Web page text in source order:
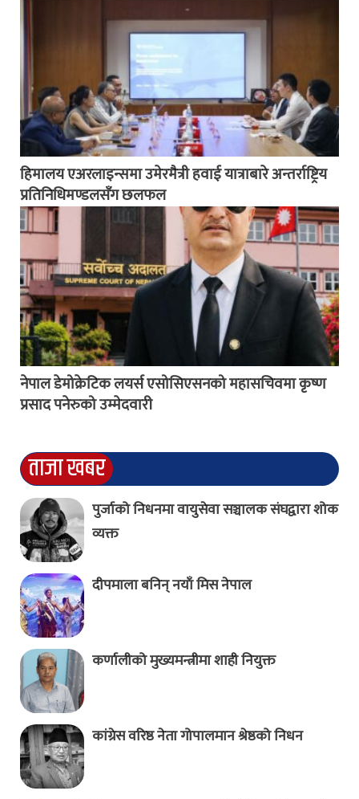
हिमालय एअरलाइन्समा उमेरमैत्री हवाई यात्राबारे अन्तर्राष्ट्रिय
प्रतिनिधिमण्डलसँग छलफल
नेपाल डेमोक्रेटिक लयर्स एसोसिएसनको महासचिवमा कृष्ण
प्रसाद पनेरुको उम्मेदवारी
ताजा खबर
पुर्जाको निधनमा वायुसेवा सञ्चालक संघद्वारा शोक
व्यक्त
दीपमाला बनिन् नयाँ मिस नेपाल
कर्णालीको मुख्यमन्त्रीमा शाही नियुक्त
कांग्रेस वरिष्ठ नेता गोपालमान श्रेष्ठको निधन